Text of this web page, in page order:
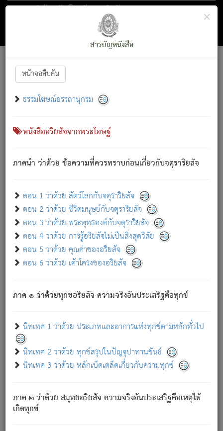
ตอน 1 ว่าด้วย สัตว์โลกกับจตุราริยสัจ
สารบัญ×
สารบัญหนังสือ
หน้าจอสืบค้น
ธรรมโฆษณ์อรรถานุกรม
หนังสืออริยสัจจากพระโอษฐ์
ภาคนำ ว่าด้วย ข้อความที่ควรทราบก่อนเกี่ยวกับจตุราริยสัจ
ตอน 1 ว่าด้วย สัตว์โลกกับจตุราริยสัจ
ตอน 2 ว่าด้วย ชีวิตมนุษย์กับจตุราริยสัจ
ตอน 3 ว่าด้วย พระพุทธองค์กับจตุราริยสัจ
ตอน 4 ว่าด้วย การรู้อริยสัจไม่เป็นสิ่งสุดวิสัย
ตอน 5 ว่าด้วย คุณค่าของอริยสัจ
ตอน 6 ว่าด้วย เค้าโครงของอริยสัจ
ภาค ๑ ว่าด้วยทุกขอริยสัจ ความจริงอันประเสริฐคือทุกข์
นิทเทศ 1 ว่าด้วย ประเภทและอาการแห่งทุกข์ตามหลักทั่วไป
นิทเทศ 2 ว่าด้วย ทุกข์สรุปในปัญจุปาทานขันธ์
นิทเทศ 3 ว่าด้วย หลักเบ็ดเตล็ดเกี่ยวกับความทุกข์
ภาค ๒ ว่าด้วย สมุทยอริยสัจ ความจริงอันประเสริฐคือเหตุให้
เกิดทุกข์
Font :15 ]||
สัตว์โลกนี้ เกิดความเดือดร้อนแล้ว มีผัสสะบังหน้า
เขาสำคัญสิ่งใด โดยความเป็นประการใด แต่สิ่งนั้นย่อมเป็น
(ตามที่เป็นจริง) โดยประการอื่นจากที่เขาสำคัญนั้น
สัตว์โลกติดข้องอยู่ในภพ ถูกภพบังหน้าแล้ว มีภพโดยความ
เป็นอย่างอื่น (จากที่มันเป็นอยู่จริง) จึงได้เพลิดเพลินยิ่งนักในภพ
เขาเพลิดเพลินยิ่งนักในสิ่งใด สิ่งนั้นเป็นภัย (ที่เขาไม่รู้จัก)
เขากลัวต่อสิ่งใดสิ่งนั้นเป็นทุกข์
พรหมจรรย์นี้ อันบุคคลย่อมประพฤติ ก็เพื่อการละขาดซึ่ง
ภพ.
สมณะหรือพราหมณ์เหล่าใด กล่าวความหลุดพ้นจากภพว่า
มีได้เพราะภพ เรากล่าวว่า สมณะหรือพราหมณ์ทั้งปวงนั้น
มิใช่ผู้หลดพ้นจากภพ.
ภพ ว่ามีได้เพราะวิภพ[2]: เรากล่าวว่า สมณะหรือพราหมณ์ทั้ง
ปวงนั้น ก็ยังสลัดภพออกไปไม่ได้.
ก็ทุกข์นี้มีขึ้น เพราะอาศัยซึ่งอุปธิทั้งปวง.
เพราะความสิ้นไปแห่งอุปาทานทั้งปวง ความเกิดขึ้นแห่ง
ทุกข์จึงไม่มี.
ท่านจงดูโลกนี้เถิด (จะเห็นว่า) สัตว์ทั้งหลายอันอวิชาหนา
แน่นบังหนาแล้ว; และว่า สัตว์ผู้ยินดีในภพอันเป็นแล้วนั้น ย่อม
อันเป็นไปในที่หรือเวลาทั้งปวง[3]เพื่อความมีแห่งประโยชน์โดย
ประการทั้งปวง; ภพทั้งหลายทั้งหมดนั้น ไม่เที่ยง เป็นทุกข์ มี
ความแปรปรวนเป็นธรรมดา.